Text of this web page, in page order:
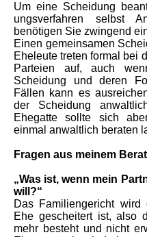
Um eine Scheidung
ungsverfahren selbst
benötigen Sie zwingend
Einen gemein­samen
Eheleute treten formal bei
Parteien auf, auch
Scheidung und deren
Fällen kann es
der Scheidung
Ehegatte sollte sich
einmal anwaltlich beraten
Fragen aus meinem
„Was ist, wenn mein
will?“
Das Familiengericht
Ehe gescheitert ist, also
mehr besteht und nicht